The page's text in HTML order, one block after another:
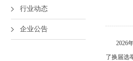
行业动态
企业公告
2026年
了换届选